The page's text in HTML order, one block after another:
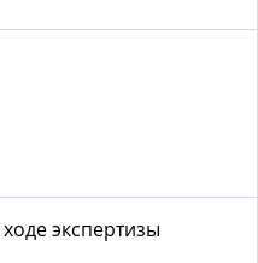
экспертизы